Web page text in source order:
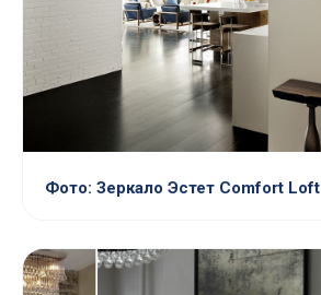
Фото: Зеркало Эстет Comfort Loft